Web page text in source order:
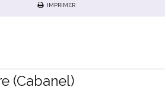
IMPRIMER
(Cabanel)